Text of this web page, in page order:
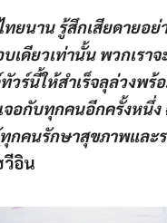
ทยนาน รู้สึกเสียดายอ
เดียวเท่านั้น พวกเราจ
วร์นี้ให้สำเร็จลุล่วงพ
จอกับทุกคนอีกครั้งหนึ่ง
กคนรักษาสุขภาพและ
วีอิน